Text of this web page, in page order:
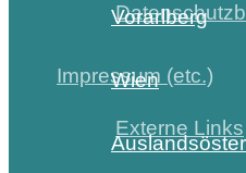
Impressum (etc.)
Externe Links
Vorarlberg
Wien